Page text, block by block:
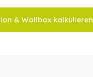
& Wallbox kalkulieren